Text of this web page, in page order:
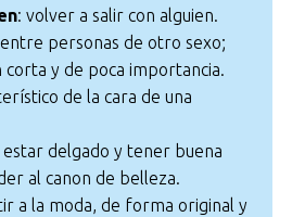
: volver a salir con alguien.
personas de otro sexo;
y de poca importancia.
de la cara de una
estar delgado y tener buena
al canon de belleza.
a la moda, de forma original y